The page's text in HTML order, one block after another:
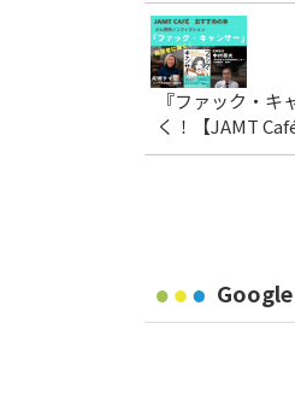
『ファック・
く！【JAMT